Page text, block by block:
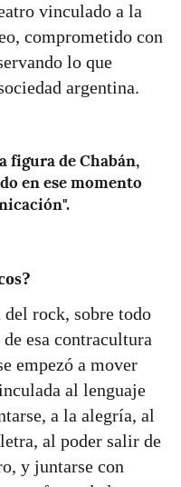
vinculado a la
comprometido con
lo que
argentina.
figura de Chabán,
en ese momento
del rock, sobre todo
esa contracultura
empezó a mover
al lenguaje
a la alegría, al
al poder salir de
y juntarse con